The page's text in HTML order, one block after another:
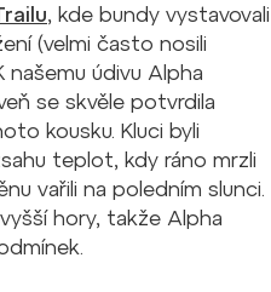
, kde bundy vystavovali
(velmi často nosili
našemu údivu Alpha
se skvěle potvrdila
kousku. Kluci byli
teplot, kdy ráno mrzli
vařili na poledním slunci.
hory, takže Alpha